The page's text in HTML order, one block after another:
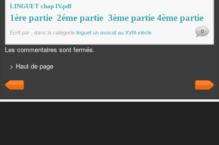
LINGUET chap IV.pdf
1ère partie 2éme partie 3ème partie 4ème partie
Écrit par dans la catégorielinguet un avocat au XVIII siècle 0
Les commentaires sont fermés.
> Haut de page